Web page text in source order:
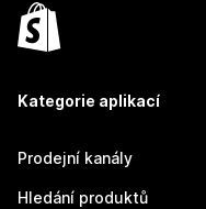
Kategorie aplikací
Prodejní kanály
Hledání produktů